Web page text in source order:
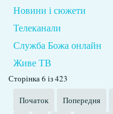
Новини і сюжети
Телеканали
Служба Божа онлайн
Живе ТВ
Сторінка 6 із 423
Початок
Попередня